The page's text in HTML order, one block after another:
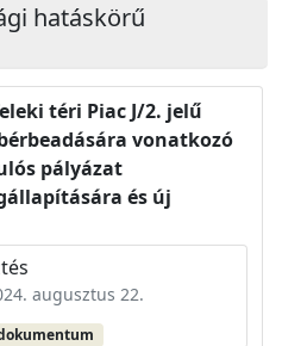
hatáskörű
téri Piac J/2. jelű
vonatkozó
pályázat
és új
augusztus 22.